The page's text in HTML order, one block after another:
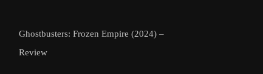
Ghostbusters: Frozen Empire (2024) –
Review